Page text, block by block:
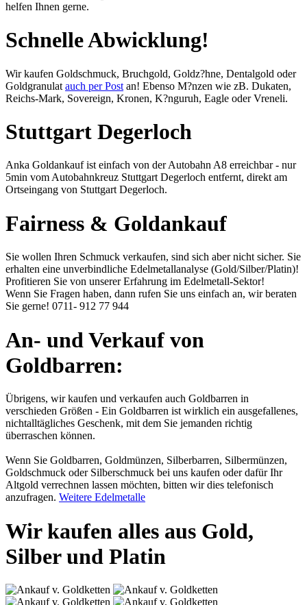
helfen Ihnen gerne.
Schnelle Abwicklung!
Wir kaufen Goldschmuck, Bruchgold, Goldz?hne, Dentalgold oder
Goldgranulat auch per Post an! Ebenso M?nzen wie zB. Dukaten,
Reichs-Mark, Sovereign, Kronen, K?nguruh, Eagle oder Vreneli.
Stuttgart Degerloch
Anka Goldankauf ist einfach von der Autobahn A8 erreichbar - nur
5min vom Autobahnkreuz Stuttgart Degerloch entfernt, direkt am
Ortseingang von Stuttgart Degerloch.
Fairness & Goldankauf
Sie wollen Ihren Schmuck verkaufen, sind sich aber nicht sicher. Sie
erhalten eine unverbindliche Edelmetallanalyse (Gold/Silber/Platin)!
Profitieren Sie von unserer Erfahrung im Edelmetall-Sektor!
Wenn Sie Fragen haben, dann rufen Sie uns einfach an, wir beraten
Sie gerne! 0711- 912 77 944
An- und Verkauf von
Goldbarren:
Übrigens, wir kaufen und verkaufen auch Goldbarren in
verschieden Größen - Ein Goldbarren ist wirklich ein ausgefallenes,
nichtalltägliches Geschenk, mit dem Sie jemanden richtig
überraschen können.
Wenn Sie Goldbarren, Goldmünzen, Silberbarren, Silbermünzen,
Goldschmuck oder Silberschmuck bei uns kaufen oder dafür Ihr
Altgold verrechnen lassen möchten, bitten wir dies telefonisch
anzufragen. Weitere Edelmetalle
Wir kaufen alles aus Gold,
Silber und Platin